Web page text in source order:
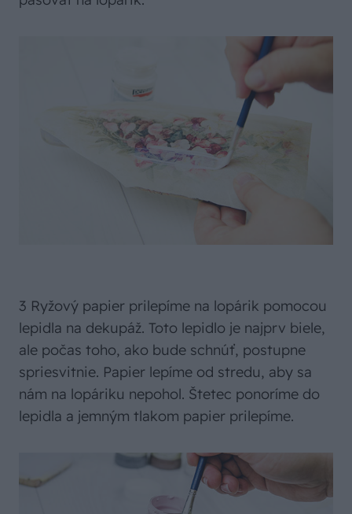
3 Ryžový papier prilepíme na lopárik pomocou
lepidla na dekupáž. Toto lepidlo je najprv biele,
ale počas toho, ako bude schnúť, postupne
spriesvitnie. Papier lepíme od stredu, aby sa
nám na lopáriku nepohol. Štetec ponoríme do
lepidla a jemným tlakom papier prilepíme.